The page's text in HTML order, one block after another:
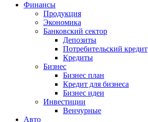
Финансы
Продукция
Экономика
Банковский сектор
Депозиты
Потребительский кредит
Кредиты
Бизнес
Бизнес план
Кредит для бизнеса
Бизнес идеи
Инвестиции
Венчурные
Авто